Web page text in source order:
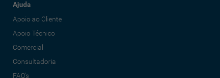
Ajuda
Apoio ao Cliente
Apoio Técnico
Comercial
Consultadoria
FAQ's